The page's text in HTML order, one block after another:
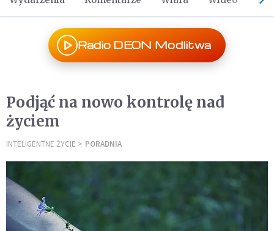
Radio DEON Modlitwa
Podjąć na nowo kontrolę nad
życiem
INTELIGENTNE ŻYCIE PORADNIA